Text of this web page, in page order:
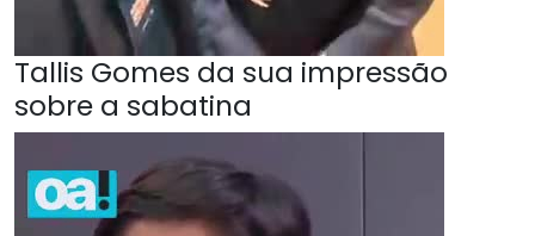
Tallis Gomes da sua impressão
sobre a sabatina